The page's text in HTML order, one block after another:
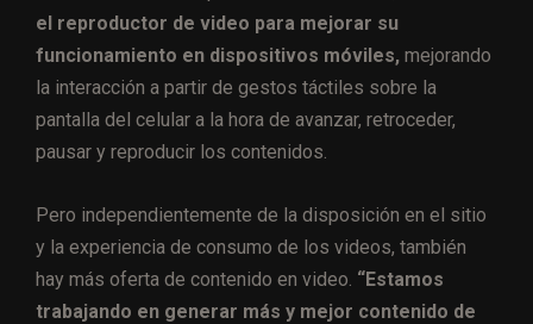
el reproductor de video para mejorar su
funcionamiento en dispositivos móviles, mejorando
la interacción a partir de gestos táctiles sobre la
pantalla del celular a la hora de avanzar, retroceder,
pausar y reproducir los contenidos.
Pero independientemente de la disposición en el sitio
y la experiencia de consumo de los videos, también
hay más oferta de contenido en video. “Estamos
trabajando en generar más y mejor contenido de